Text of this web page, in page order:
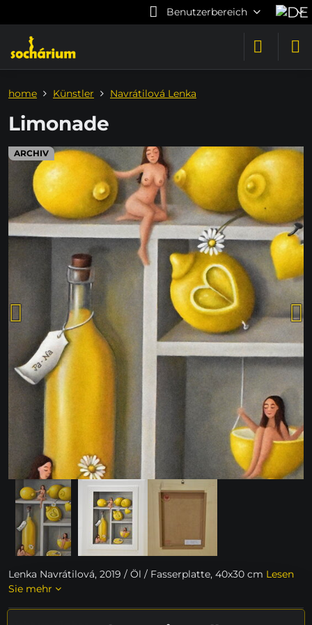
Benutzerbereich
ARCHIV
home Künstler Navrátilová Lenka
Limonade
Lenka Navrátilová, 2019 / Öl / Fasserplatte, 40x30 cm Lesen
Sie mehr